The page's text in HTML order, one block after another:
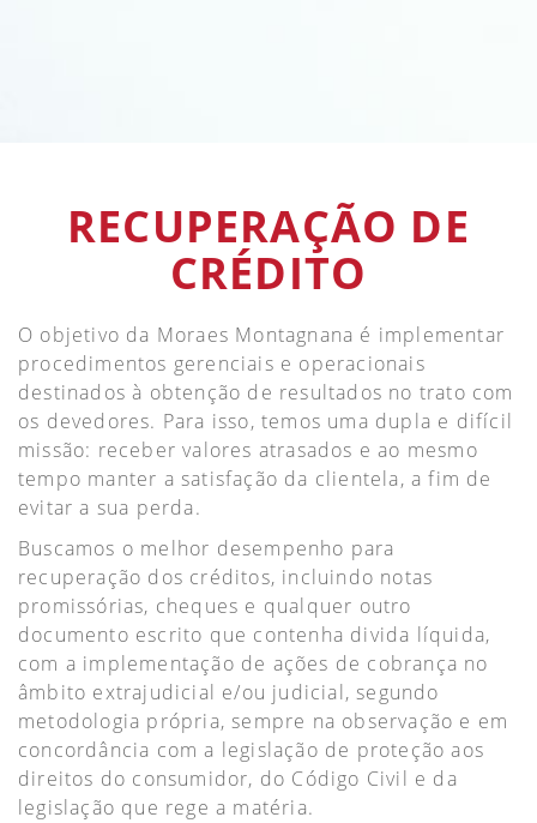
RECUPERAÇÃO DE
CRÉDITO
O objetivo da Moraes Montagnana é implementar
procedimentos gerenciais e operacionais
destinados à obtenção de resultados no trato com
os devedores. Para isso, temos uma dupla e difícil
missão: receber valores atrasados e ao mesmo
tempo manter a satisfação da clientela, a fim de
evitar a sua perda.
Buscamos o melhor desempenho para
recuperação dos créditos, incluindo notas
promissórias, cheques e qualquer outro
documento escrito que contenha divida líquida,
com a implementação de ações de cobrança no
âmbito extrajudicial e/ou judicial, segundo
metodologia própria, sempre na observação e em
concordância com a legislação de proteção aos
direitos do consumidor, do Código Civil e da
legislação que rege a matéria.